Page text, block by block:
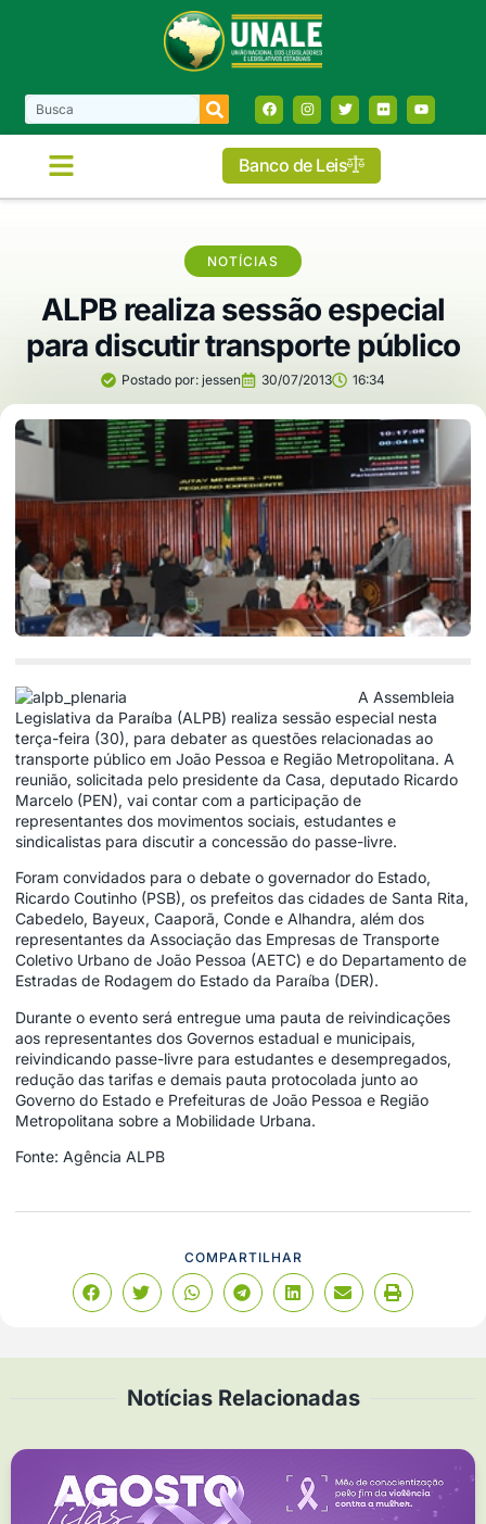
Banco de Leis
NOTÍCIAS
ALPB realiza sessão especial
para discutir transporte público
Postado por: jessen 30/07/2013 16:34
A Assembleia
Legislativa da Paraíba (ALPB) realiza sessão especial nesta
terça-feira (30), para debater as questões relacionadas ao
transporte público em João Pessoa e Região Metropolitana. A
reunião, solicitada pelo presidente da Casa, deputado Ricardo
Marcelo (PEN), vai contar com a participação de
representantes dos movimentos sociais, estudantes e
sindicalistas para discutir a concessão do passe-livre.
Foram convidados para o debate o governador do Estado,
Ricardo Coutinho (PSB), os prefeitos das cidades de Santa Rita,
Cabedelo, Bayeux, Caaporã, Conde e Alhandra, além dos
representantes da Associação das Empresas de Transporte
Coletivo Urbano de João Pessoa (AETC) e do Departamento de
Estradas de Rodagem do Estado da Paraíba (DER).
Durante o evento será entregue uma pauta de reivindicações
aos representantes dos Governos estadual e municipais,
reivindicando passe-livre para estudantes e desempregados,
redução das tarifas e demais pauta protocolada junto ao
Governo do Estado e Prefeituras de João Pessoa e Região
Metropolitana sobre a Mobilidade Urbana.
Fonte: Agência ALPB
COMPARTILHAR
Notícias Relacionadas